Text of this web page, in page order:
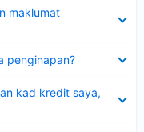
maklumat
penginapan?
kad kredit saya,